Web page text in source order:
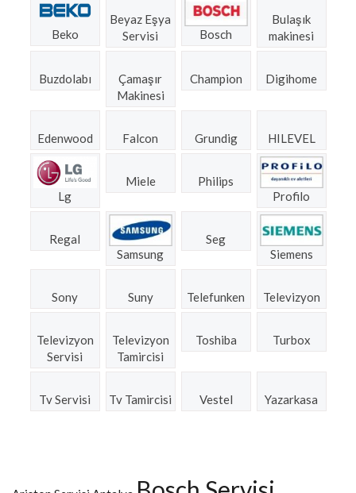
Beko
Beyaz Eşya
Servisi
Bosch
Bulaşık
makinesi
Buzdolabı
Çamaşır
Makinesi
Champion Digihome
Edenwood Falcon Grundig HILEVEL
Lg
Miele
Philips
Profilo
Regal
Samsung
Seg
Siemens
Sony Suny Telefunken Televizyon
Televizyon
Servisi
Televizyon
Tamircisi
Toshiba Turbox
Tv Servisi Tv Tamircisi Vestel Yazarkasa